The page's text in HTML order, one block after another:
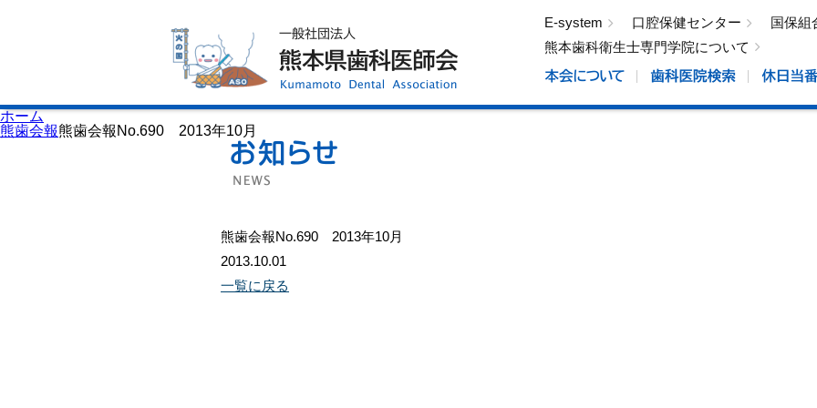
E-system 口腔保健センター
国保組
熊本歯科衛生士専門学院について
ホーム
熊歯会報熊歯会報No.690 2013年10月
熊歯会報No.690 2013年10月
2013.10.01
一覧に戻る
歯科医院検索
休日当番医
イベント案内
歯の豆知識
口腔保健センター
国保組合からのお知らせ
熊本歯科衛生士専門学院
会員専用ページ
プライバシーポリシー
サイトマップ